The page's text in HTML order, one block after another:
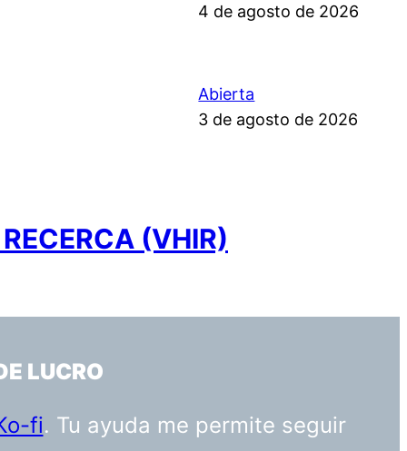
4 de agosto de 2026
Abierta
3 de agosto de 2026
(VHIR)
LUCRO
fi. Tu ayuda me permite seguir